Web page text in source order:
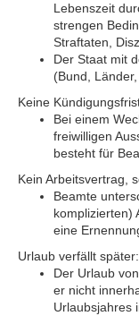
Lebenszeit
strengen
Straftaten,
Der Staat mit
(Bund,
Keine
Bei einem
freiwilligen
besteht für
Kein Arbeitsvertrag,
Beamte
komplizierten)
eine
Urlaub verfällt später:
Der Urlaub
er nicht
Urlaubsjahres